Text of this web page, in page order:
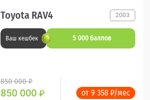
Toyota RAV4 2003
Ваш кешбек 5 000 баллов
850 000 ₽
850 000 ₽ от 9 358 ₽/мес